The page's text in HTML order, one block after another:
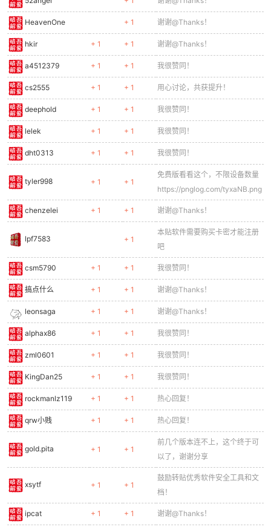
HeavenOne + 1 谢谢@Thanks！
hkir + 1 + 1 谢谢@Thanks！
a4512379 + 1 + 1 我很赞同！
cs2555 + 1 + 1 用心讨论，共获提升！
deephold + 1 + 1 我很赞同！
lelek + 1 + 1 我很赞同！
dht0313 + 1 + 1 我很赞同！
tyler998 + 1 + 1
免费版看看这个，不限设备数量
https://pnglog.com/tyxaNB.png
chenzelei + 1 + 1 谢谢@Thanks！
lpf7583 + 1
本贴软件需要购买卡密才能注册
吧
csm5790 + 1 + 1 我很赞同！
搞点什么 + 1 + 1 谢谢@Thanks！
leonsaga + 1 + 1 谢谢@Thanks！
alphax86 + 1 + 1 我很赞同！
zml0601 + 1 + 1 我很赞同！
KingDan25 + 1 + 1 我很赞同！
rockmanlz119 + 1 + 1 热心回复！
qrw小贱 + 1 + 1 热心回复！
gold.pita + 1 + 1
前几个版本连不上，这个终于可
以了，谢谢分享
xsytf + 1 + 1
鼓励转贴优秀软件安全工具和文
档！
ipcat + 1 + 1 谢谢@Thanks！